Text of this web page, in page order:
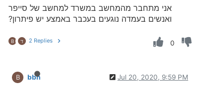
אני מתחבר מהמחשב במשרד למחשב של סייפר
ואנשים בעמדה נוגעים בעכבר באמצע יש פיתרון?
B ד 2 Replies 0
B bbn Jul 20, 2020, 9:59 PM